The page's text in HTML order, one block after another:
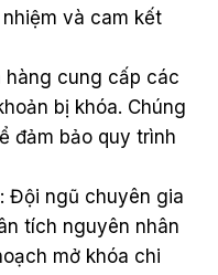
và cam kết
hàng cung cấp các
bị khóa. Chúng
đảm bảo quy trình
Đội ngũ chuyên gia
tích nguyên nhân
mở khóa chi